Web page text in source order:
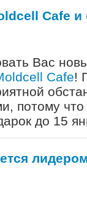
Cafe и
Вас
Cafe!
потому
до 15